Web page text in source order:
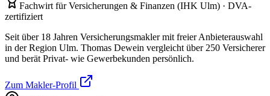
Fachwirt für Versicherungen & Finanzen (IHK Ulm) · DVA-
zertifiziert
Seit über 18 Jahren Versicherungsmakler mit freier Anbieterauswahl
in der Region Ulm. Thomas Dewein vergleicht über 250 Versicherer
und berät Privat- wie Gewerbekunden persönlich.
Zum Makler-Profil